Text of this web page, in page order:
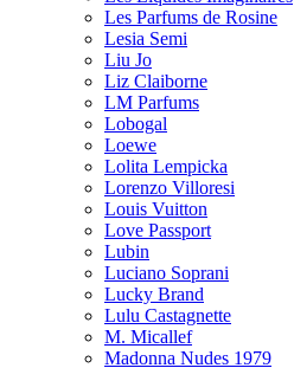
Les Parfums de Rosine
Lesia Semi
Liu Jo
Liz Claiborne
LM Parfums
Lobogal
Loewe
Lolita Lempicka
Lorenzo Villoresi
Louis Vuitton
Love Passport
Lubin
Luciano Soprani
Lucky Brand
Lulu Castagnette
M. Micallef
Madonna Nudes 1979